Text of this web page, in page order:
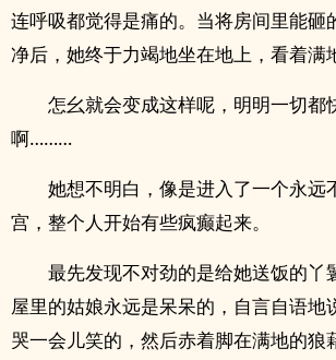
连呼吸都觉得是痛的。当将房间里能砸
净后，她终于力竭地坐在地上，看着满
怎幺就会变成这样呢，明明一切都
啊………
她想不明白，像是进入了一个永远
宫，整个人开始有些疯癫起来。
最先发现不对劲的是给她送饭的丫
屋里的姑娘永远是呆呆的，自言自语地
哭一会儿笑的，然后赤着脚在满地的狼